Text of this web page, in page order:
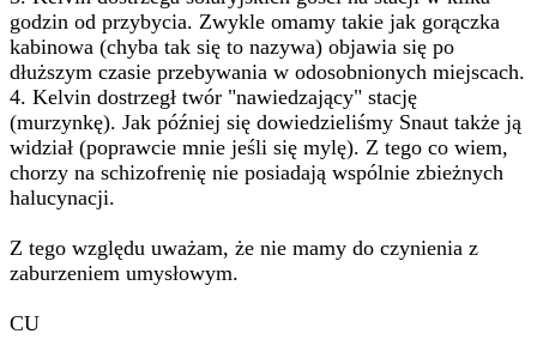
godzin od przybycia. Zwykle omamy takie jak gorączka
kabinowa (chyba tak się to nazywa) objawia się po
dłuższym czasie przebywania w odosobnionych miejscach.
4. Kelvin dostrzegł twór "nawiedzający" stację
(murzynkę). Jak później się dowiedzieliśmy Snaut także ją
widział (poprawcie mnie jeśli się mylę). Z tego co wiem,
chorzy na schizofrenię nie posiadają wspólnie zbieżnych
halucynacji.
Z tego względu uważam, że nie mamy do czynienia z
zaburzeniem umysłowym.
CU